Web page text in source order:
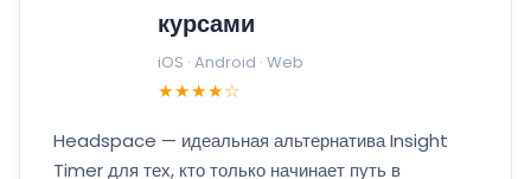
курсами
iOS · Android · Web
★★★★☆
Headspace — идеальная альтернатива Insight
Timer для тех, кто только начинает путь в